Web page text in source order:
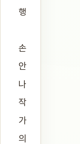
행
손
안
나
작
가
의